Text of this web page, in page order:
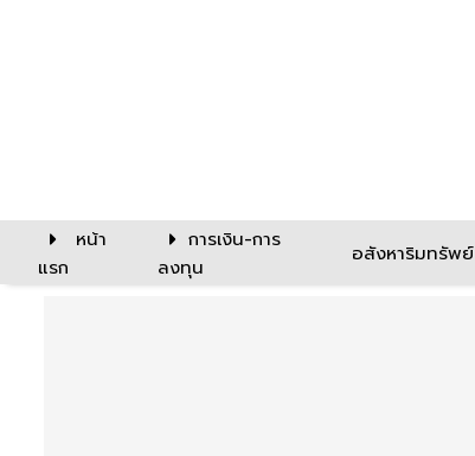
หน้า
แรก
การเงิน-การ
ลงทุน
อสังหาริมทรัพย์